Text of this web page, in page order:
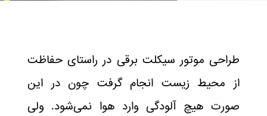
طراحی موتور سیکلت برقی در راستای حفاظت
از محیط زیست انجام گرفت چون در این
صورت هیچ آلودگی وارد هوا نمی‌شود. ولی